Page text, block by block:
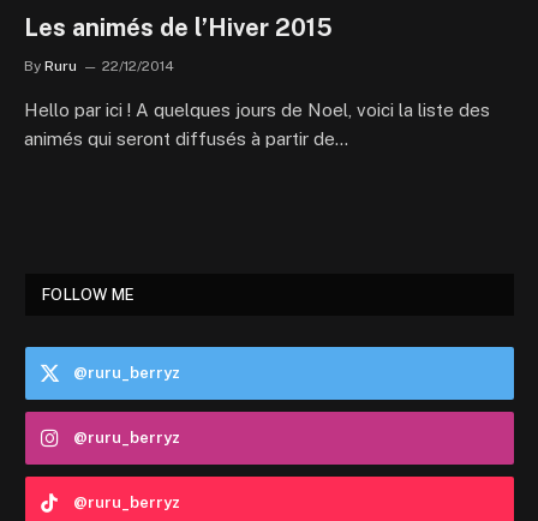
Les animés de l’Hiver 2015
By Ruru 22/12/2014
Hello par ici ! A quelques jours de Noel, voici la liste des
animés qui seront diffusés à partir de…
FOLLOW ME
@ruru_berryz
@ruru_berryz
@ruru_berryz